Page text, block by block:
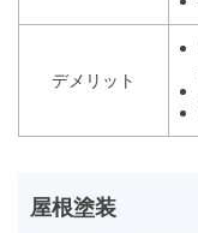
デメリット
屋根塗装